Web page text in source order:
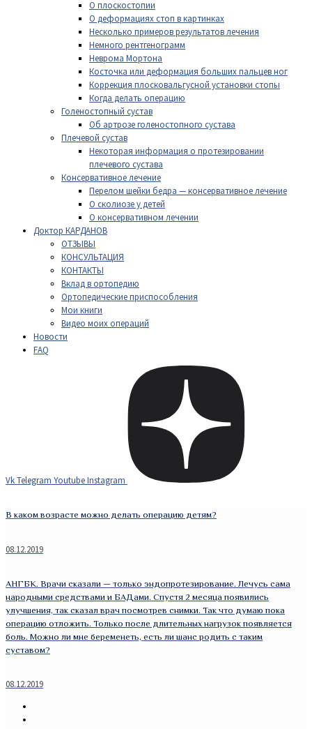
О плоскостопии
О деформациях стоп в картинках
Несколько примеров результатов лечения
Немного рентгенограмм
Неврома Мортона
Косточка или деформация больших пальцев ног
Коррекция плосковальгусной установки стопы
Когда делать операцию
Голеностопный сустав
Об артрозе голеностопного сустава
Плечевой сустав
Некоторая информация о протезировании
плечевого сустава
Консервативное лечение
Перелом шейки бедра — консервативное лечение
О сколиозе у детей
О консервативном лечении
Доктор КАРДАНОВ
ОТЗЫВЫ
КОНСУЛЬТАЦИЯ
КОНТАКТЫ
Вклад в ортопедию
Ортопедические приспособления
Мои книги
Видео моих операций
Новости
FAQ
VkTelegram YoutubeInstagram
В каком возрасте можно делать операцию детям?
08.12.2019
АНГБК. Врачи сказали — только эндопротезирование. Лечусь сама
народными средствами и БАДами. Спустя 2 месяца появились
улучшения, так сказал врач посмотрев снимки. Так что думаю пока
операцию отложить. Только после длительных нагрузок появляется
боль. Можно ли мне беременеть, есть ли шанс родить с таким
суставом?
08.12.2019